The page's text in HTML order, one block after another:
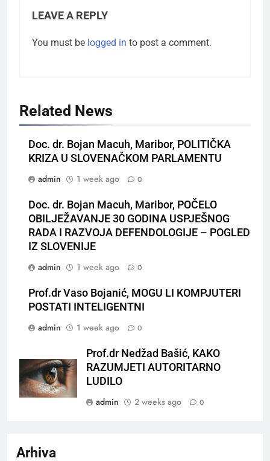
LEAVE A REPLY
You must be logged in to post a comment.
Related News
Doc. dr. Bojan Macuh, Maribor, POLITIČKA
KRIZA U SLOVENAČKOM PARLAMENTU
admin
1 week ago 0
Doc. dr. Bojan Macuh, Maribor, POČELO
OBILJEŽAVANJE 30 GODINA USPJEŠNOG
RADA I RAZVOJA DEFENDOLOGIJE – POGLED
IZ SLOVENIJE
admin
1 week ago 0
Prof.dr Vaso Bojanić, MOGU LI KOMPJUTERI
POSTATI INTELIGENTNI
admin
1 week ago 0
Prof.dr Nedžad Bašić, KAKO
RAZUMJETI AUTORITARNO
LUDILO
admin
2 weeks ago 0
Arhiva